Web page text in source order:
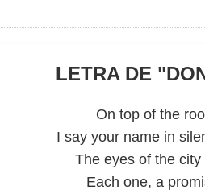
LETRA DE "
On top of the
I say your name in
The eyes of the
Each one, a